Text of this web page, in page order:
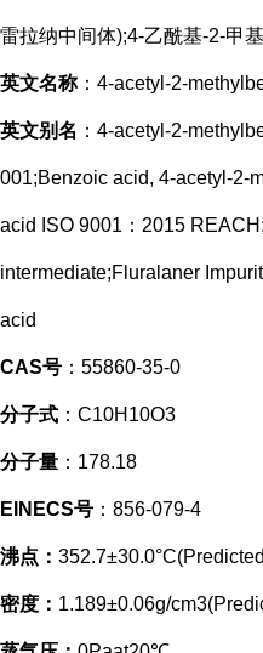
雷拉纳中间体);4-乙酰基-2-甲
英文名称：4-acetyl-2-
英文别名 ：4-acetyl-2-
001;Benzoic acid, 4-acetyl-2-
acid ISO 9001：2015
intermediate;Fluralaner
acid
CAS号 ：55860-35-0
分子式 ：C10H10O3
分子量 ：178.18
EINECS号 ：856-079-4
沸点：
密度： 1.189±0.06g/